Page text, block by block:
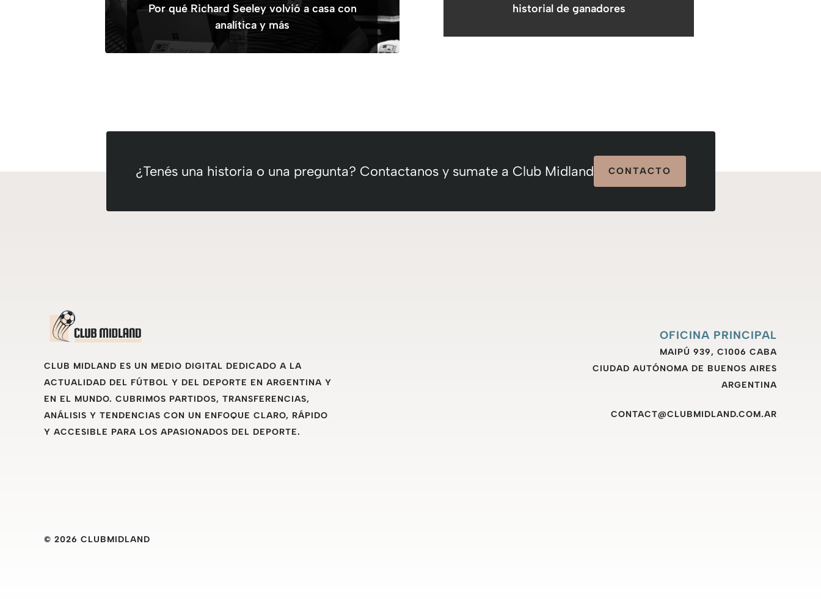
Por qué Richard Seeley volvió a casa con
analítica y más
historial de ganadores
¿Tenés una historia o una pregunta? Contactanos y sumate a Club Midland CONTACTO
CLUB MIDLAND ES UN MEDIO DIGITAL DEDICADO A LA
ACTUALIDAD DEL FÚTBOL Y DEL DEPORTE EN ARGENTINA Y
EN EL MUNDO. CUBRIMOS PARTIDOS, TRANSFERENCIAS,
ANÁLISIS Y TENDENCIAS CON UN ENFOQUE CLARO, RÁPIDO
Y ACCESIBLE PARA LOS APASIONADOS DEL DEPORTE.
OFICINA PRINCIPAL
MAIPÚ 939, C1006 CABA
CIUDAD AUTÓNOMA DE BUENOS AIRES
ARGENTINA
CONTACT@CLUBMIDLAND.COM.AR
© 2026 CLUBMIDLAND